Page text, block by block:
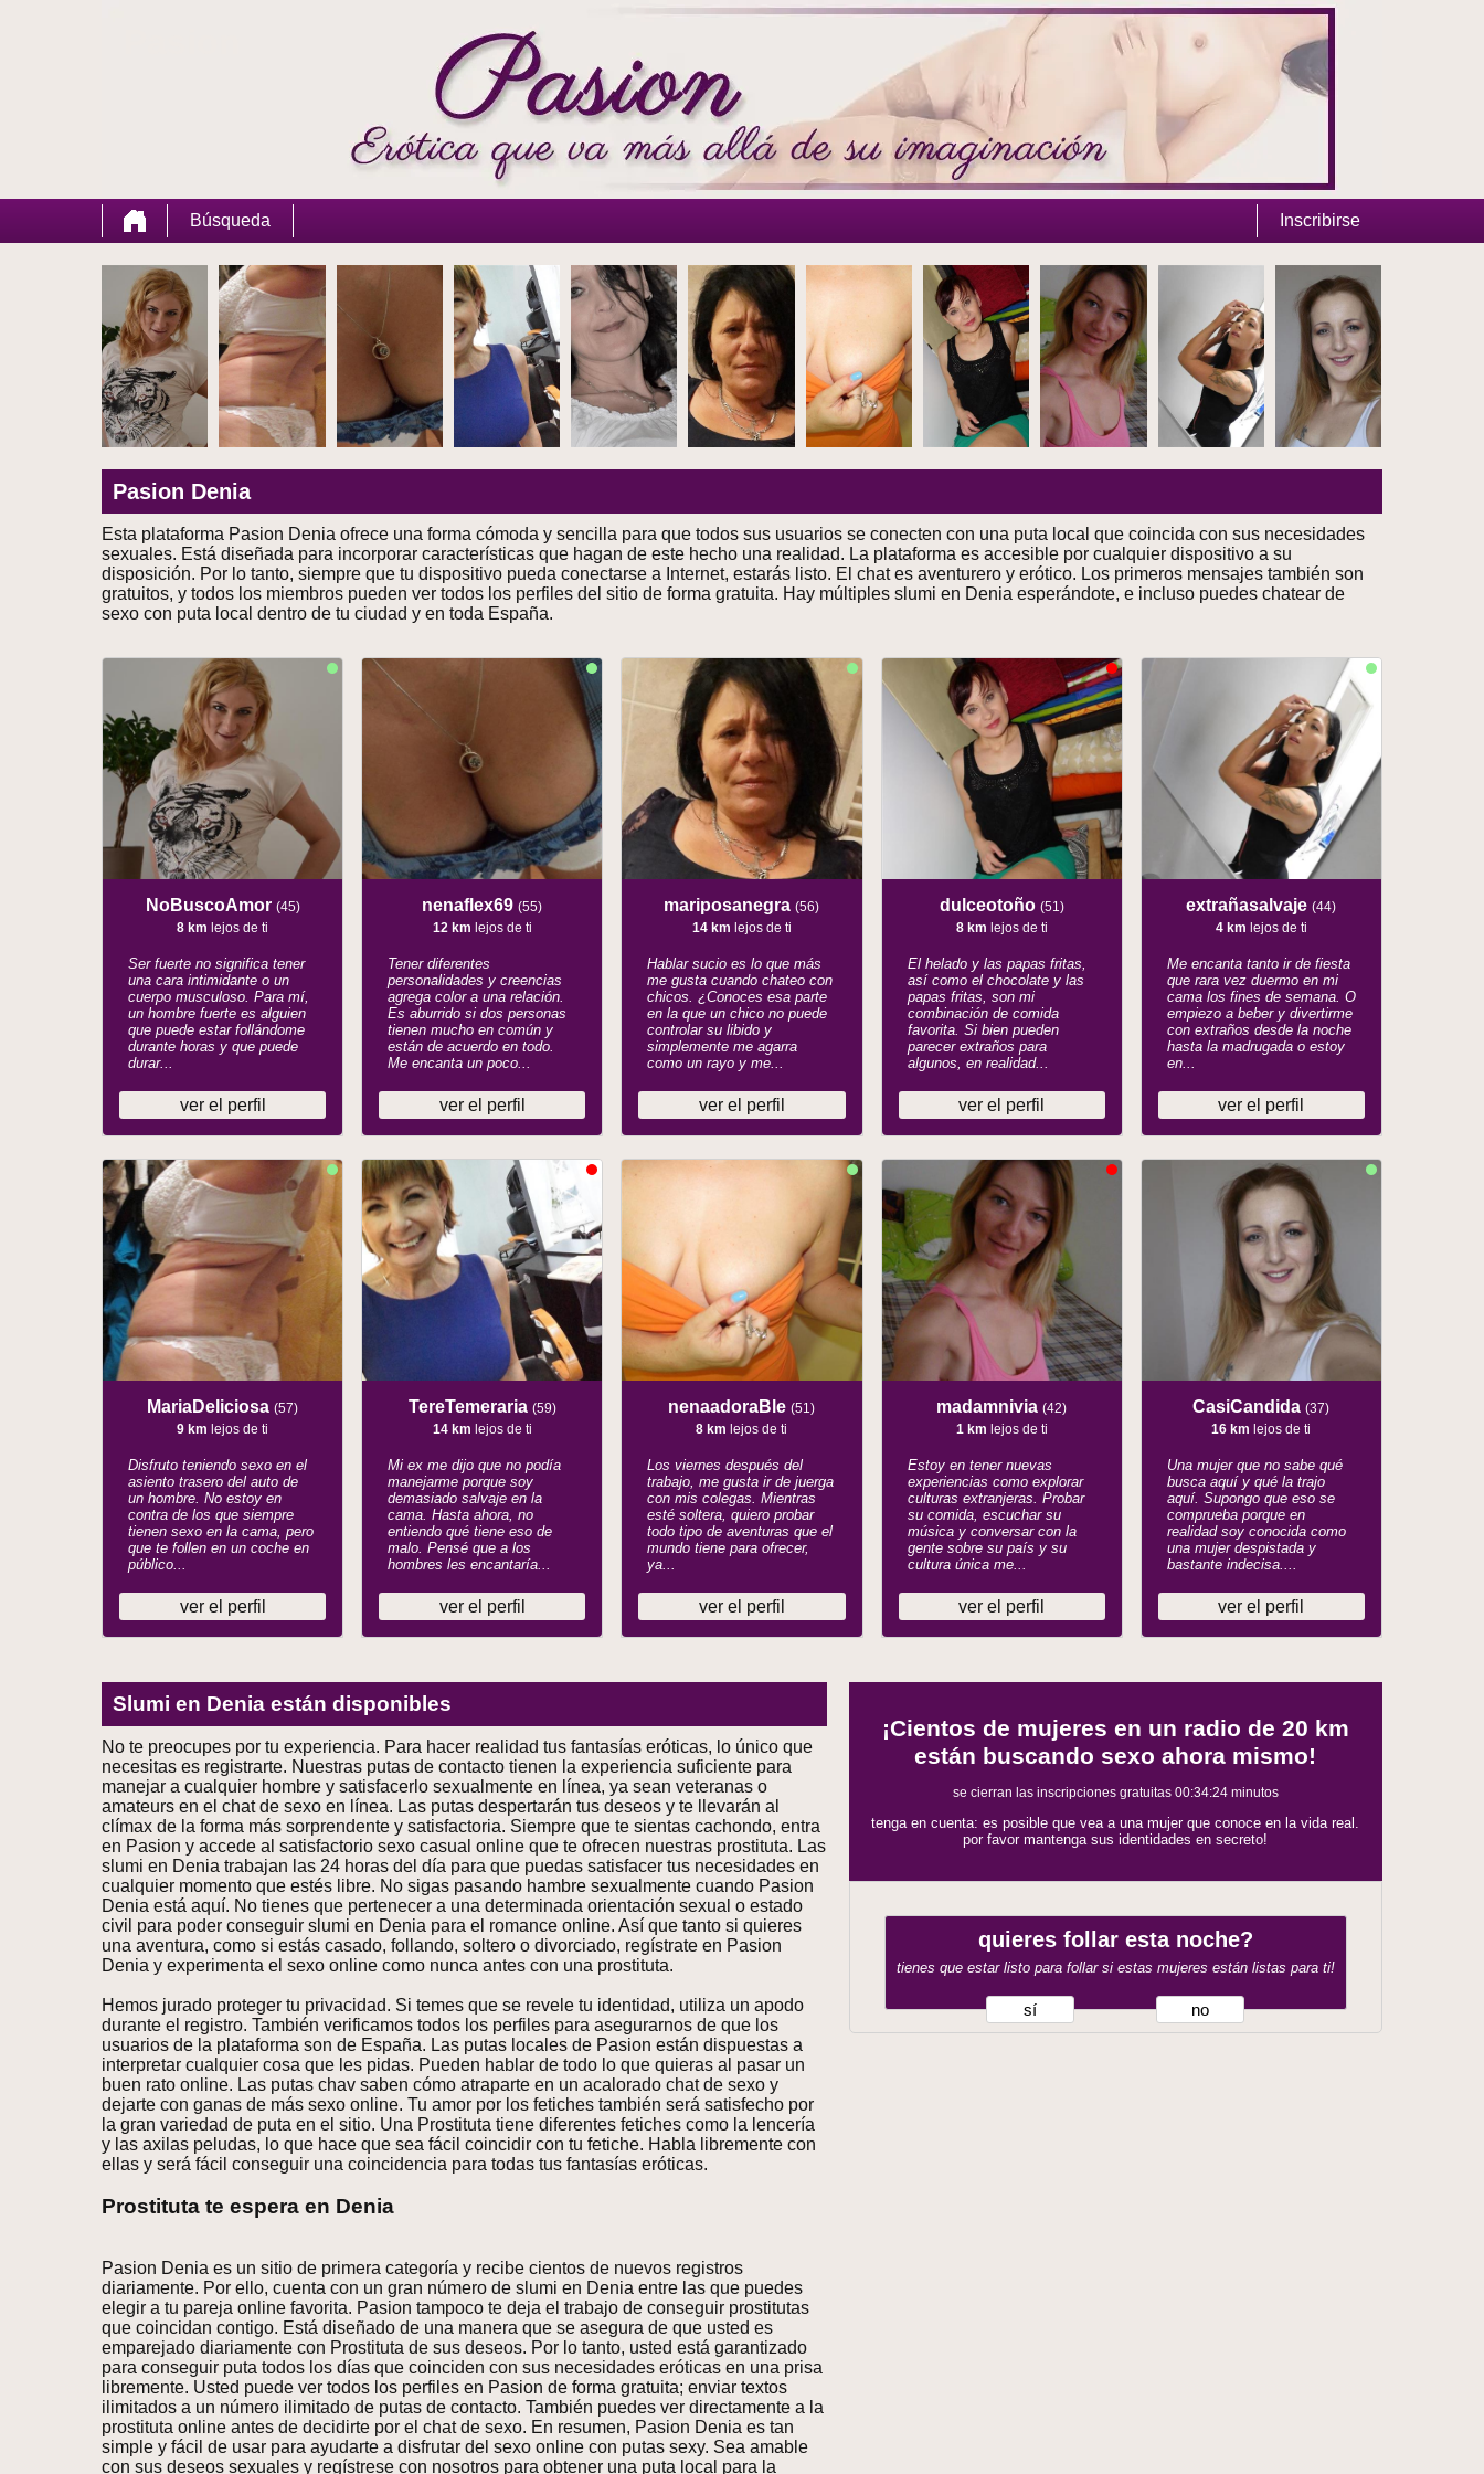
Búsqueda Inscribirse
Pasion Denia
Esta plataforma Pasion Denia ofrece una forma cómoda y sencilla para que todos sus usuarios se conecten con una puta local que coincida con sus necesidades
sexuales. Está diseñada para incorporar características que hagan de este hecho una realidad. La plataforma es accesible por cualquier dispositivo a su
disposición. Por lo tanto, siempre que tu dispositivo pueda conectarse a Internet, estarás listo. El chat es aventurero y erótico. Los primeros mensajes también son
gratuitos, y todos los miembros pueden ver todos los perfiles del sitio de forma gratuita. Hay múltiples slumi en Denia esperándote, e incluso puedes chatear de
sexo con puta local dentro de tu ciudad y en toda España.
NoBuscoAmor (45)
8 km lejos de ti
Ser fuerte no significa tener
una cara intimidante o un
cuerpo musculoso. Para mí,
un hombre fuerte es alguien
que puede estar follándome
durante horas y que puede
durar...
ver el perfil
MariaDeliciosa(57)
9 km lejos de ti
Disfruto teniendo sexo en el
asiento trasero del auto de
un hombre. No estoy en
contra de los que siempre
tienen sexo en la cama, pero
que te follen en un coche en
público...
ver el perfil
nenaflex69(55)
12 km lejos de ti
Tener diferentes
personalidades y creencias
agrega color a una relación.
Es aburrido si dos personas
tienen mucho en común y
están de acuerdo en todo.
Me encanta un poco...
ver el perfil
TereTemeraria (59)
14 km lejos de ti
Mi ex me dijo que no podía
manejarme porque soy
demasiado salvaje en la
cama. Hasta ahora, no
entiendo qué tiene eso de
malo. Pensé que a los
hombres les encantaría...
ver el perfil
mariposanegra(56)
14 km lejos de ti
Hablar sucio es lo que más
me gusta cuando chateo con
chicos. ¿Conoces esa parte
en la que un chico no puede
controlar su libido y
simplemente me agarra
como un rayo y me...
ver el perfil
nenaadoraBle(51)
8 km lejos de ti
Los viernes después del
trabajo, me gusta ir de juerga
con mis colegas. Mientras
esté soltera, quiero probar
todo tipo de aventuras que el
mundo tiene para ofrecer,
ya...
ver el perfil
dulceotoño (51)
8 km lejos de ti
El helado y las papas fritas,
así como el chocolate y las
papas fritas, son mi
combinación de comida
favorita. Si bien pueden
parecer extraños para
algunos, en realidad...
ver el perfil
madamnivia(42)
1 km lejos de ti
Estoy en tener nuevas
experiencias como explorar
culturas extranjeras. Probar
su comida, escuchar su
música y conversar con la
gente sobre su país y su
cultura única me...
ver el perfil
extrañasalvaje(44)
4 km lejos de ti
Me encanta tanto ir de fiesta
que rara vez duermo en mi
cama los fines de semana. O
empiezo a beber y divertirme
con extraños desde la noche
hasta la madrugada o estoy
en...
ver el perfil
CasiCandida(37)
16 km lejos de ti
Una mujer que no sabe qué
busca aquí y qué la trajo
aquí. Supongo que eso se
comprueba porque en
realidad soy conocida como
una mujer despistada y
bastante indecisa....
ver el perfil
Slumi en Denia están disponibles
No te preocupes por tu experiencia. Para hacer realidad tus fantasías eróticas, lo único que
necesitas es registrarte. Nuestras putas de contacto tienen la experiencia suficiente para
manejar a cualquier hombre y satisfacerlo sexualmente en línea, ya sean veteranas o
amateurs en el chat de sexo en línea. Las putas despertarán tus deseos y te llevarán al
clímax de la forma más sorprendente y satisfactoria. Siempre que te sientas cachondo, entra
en Pasion y accede al satisfactorio sexo casual online que te ofrecen nuestras prostituta. Las
slumi en Denia trabajan las 24 horas del día para que puedas satisfacer tus necesidades en
cualquier momento que estés libre. No sigas pasando hambre sexualmente cuando Pasion
Denia está aquí. No tienes que pertenecer a una determinada orientación sexual o estado
civil para poder conseguir slumi en Denia para el romance online. Así que tanto si quieres
una aventura, como si estás casado, follando, soltero o divorciado, regístrate en Pasion
Denia y experimenta el sexo online como nunca antes con una prostituta.
Hemos jurado proteger tu privacidad. Si temes que se revele tu identidad, utiliza un apodo
durante el registro. También verificamos todos los perfiles para asegurarnos de que los
usuarios de la plataforma son de España. Las putas locales de Pasion están dispuestas a
interpretar cualquier cosa que les pidas. Pueden hablar de todo lo que quieras al pasar un
buen rato online. Las putas chav saben cómo atraparte en un acalorado chat de sexo y
dejarte con ganas de más sexo online. Tu amor por los fetiches también será satisfecho por
la gran variedad de puta en el sitio. Una Prostituta tiene diferentes fetiches como la lencería
y las axilas peludas, lo que hace que sea fácil coincidir con tu fetiche. Habla libremente con
ellas y será fácil conseguir una coincidencia para todas tus fantasías eróticas.
Prostituta te espera en Denia
Pasion Denia es un sitio de primera categoría y recibe cientos de nuevos registros
diariamente. Por ello, cuenta con un gran número de slumi en Denia entre las que puedes
elegir a tu pareja online favorita. Pasion tampoco te deja el trabajo de conseguir prostitutas
que coincidan contigo. Está diseñado de una manera que se asegura de que usted es
emparejado diariamente con Prostituta de sus deseos. Por lo tanto, usted está garantizado
para conseguir puta todos los días que coinciden con sus necesidades eróticas en una prisa
libremente. Usted puede ver todos los perfiles en Pasion de forma gratuita; enviar textos
ilimitados a un número ilimitado de putas de contacto. También puedes ver directamente a la
prostituta online antes de decidirte por el chat de sexo. En resumen, Pasion Denia es tan
simple y fácil de usar para ayudarte a disfrutar del sexo online con putas sexy. Sea amable
con sus deseos sexuales y regístrese con nosotros para obtener una puta local para la
¡Cientos de mujeres en un radio de 20 km
están buscando sexo ahora mismo!
se cierran las inscripciones gratuitas 00:34:23minutos
tenga en cuenta: es posible que vea a una mujer que conoce en la vida real.
por favor mantenga sus identidades en secreto!
quieres follar esta noche?
tienes que estar listo para follar si estas mujeres están listas para ti!
sí no